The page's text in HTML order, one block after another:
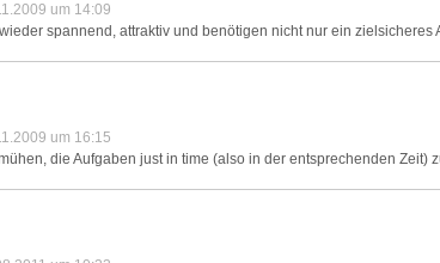
um 14:09
spannend, attraktiv und benötigen nicht nur ein
um 16:15
die Aufgaben just in time (also in der entsprechenden Zeit)